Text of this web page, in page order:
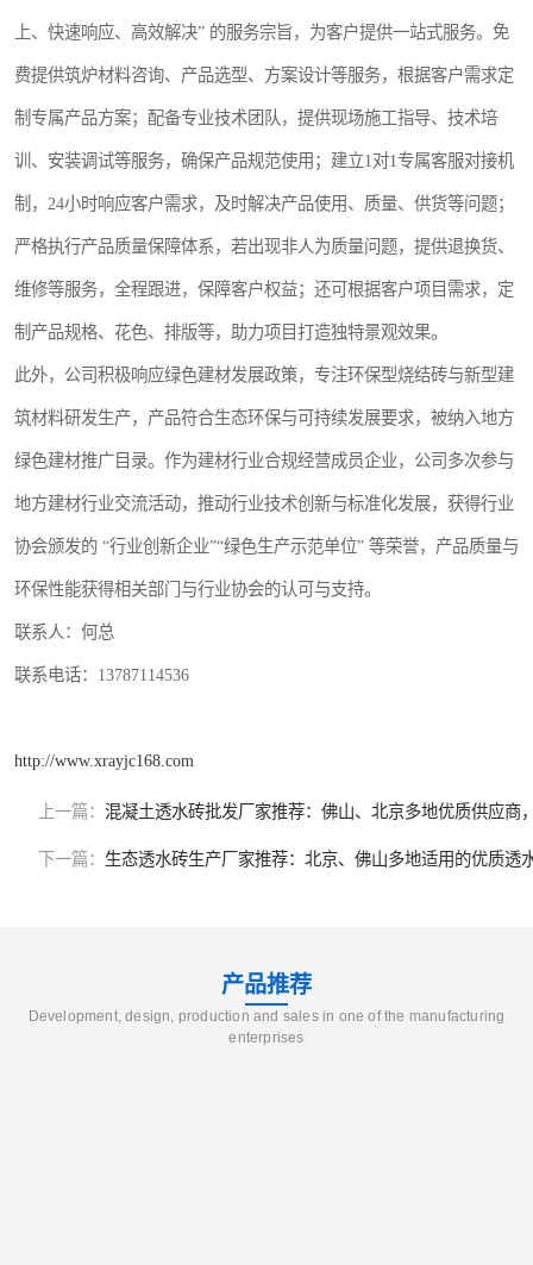
上、快速响应、高效解决” 的服务宗旨，为客户提供一站式服务。免
费提供筑炉材料咨询、产品选型、方案设计等服务，根据客户需求定
制专属产品方案；配备专业技术团队，提供现场施工指导、技术培
训、安装调试等服务，确保产品规范使用；建立1对1专属客服对接机
制，24小时响应客户需求，及时解决产品使用、质量、供货等问题；
严格执行产品质量保障体系，若出现非人为质量问题，提供退换货、
维修等服务，全程跟进，保障客户权益；还可根据客户项目需求，定
制产品规格、花色、排版等，助力项目打造独特景观效果。
此外，公司积极响应绿色建材发展政策，专注环保型烧结砖与新型建
筑材料研发生产，产品符合生态环保与可持续发展要求，被纳入地方
绿色建材推广目录。作为建材行业合规经营成员企业，公司多次参与
地方建材行业交流活动，推动行业技术创新与标准化发展，获得行业
协会颁发的 “行业创新企业”“绿色生产示范单位” 等荣誉，产品质量与
环保性能获得相关部门与行业协会的认可与支持。
联系人：何总
联系电话：13787114536
http://www.xrayjc168.com
上一篇： 混凝土透水砖批发厂家推荐：佛山、北京多地优质供应商
下一篇： 生态透水砖生产厂家推荐：北京、佛山多地适用的优质透
产品推荐
Development, design, production and sales in one of the manufacturing
enterprises